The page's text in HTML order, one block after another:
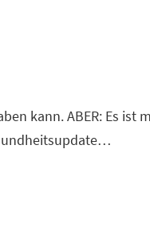
kann. ABER: Es ist